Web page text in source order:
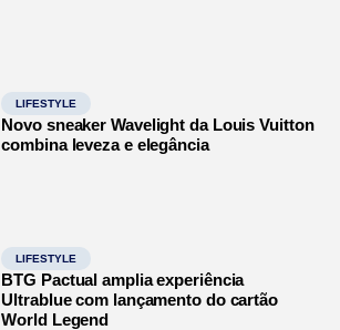
LIFESTYLE
Novo sneaker Wavelight da Louis Vuitton
combina leveza e elegância
LIFESTYLE
BTG Pactual amplia experiência
Ultrablue com lançamento do cartão
World Legend